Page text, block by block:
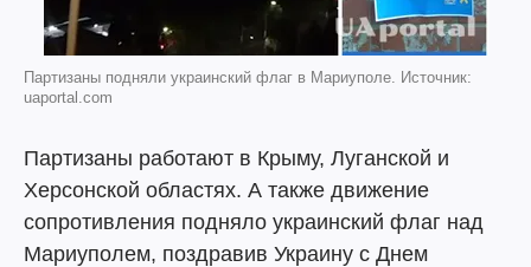
Партизаны подняли украинский флаг в Мариуполе. Источник:
uaportal.com
Партизаны работают в Крыму, Луганской и
Херсонской областях. А также движение
сопротивления подняло украинский флаг над
Мариуполем, поздравив Украину с Днем